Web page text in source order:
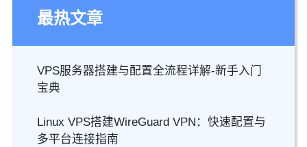
最热文章
VPS服务器搭建与配置全流程详解-新手入门
宝典
Linux VPS搭建WireGuard VPN：快速配置与
多平台连接指南